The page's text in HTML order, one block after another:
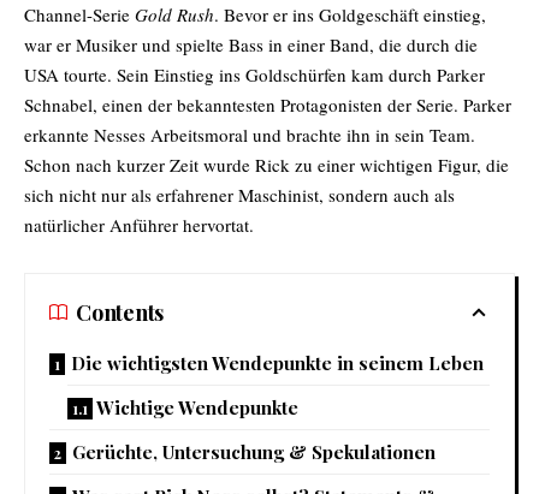
Channel-Serie Gold Rush. Bevor er ins Goldgeschäft einstieg,
war er Musiker und spielte Bass in einer Band, die durch die
USA tourte. Sein Einstieg ins Goldschürfen kam durch Parker
Schnabel, einen der bekanntesten Protagonisten der Serie. Parker
erkannte Nesses Arbeitsmoral und brachte ihn in sein Team.
Schon nach kurzer Zeit wurde Rick zu einer wichtigen Figur, die
sich nicht nur als erfahrener Maschinist, sondern auch als
natürlicher Anführer hervortat.
Contents
Die wichtigsten Wendepunkte in seinem Leben
Wichtige Wendepunkte
Gerüchte, Untersuchung & Spekulationen